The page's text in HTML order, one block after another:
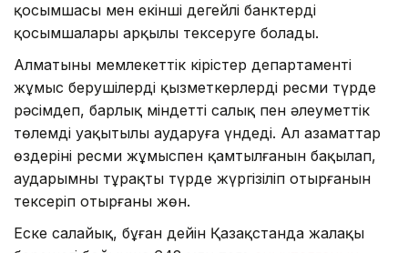
қосымшасы мен екінші деңгейлі банктердің
қосымшалары арқылы тексеруге болады.
Алматының мемлекеттік кірістер департаменті
жұмыс берушілерді қызметкерлерді ресми түрде
рәсімдеп, барлық міндетті салық пен әлеуметтік
төлемді уақытылы аударуға үндеді. Ал азаматтар
өздерінің ресми жұмыспен қамтылғанын бақылап,
аударымның тұрақты түрде жүргізіліп отырғанын
тексеріп отырғаны жөн.
Еске салайық, бұған дейін Қазақстанда жалақы